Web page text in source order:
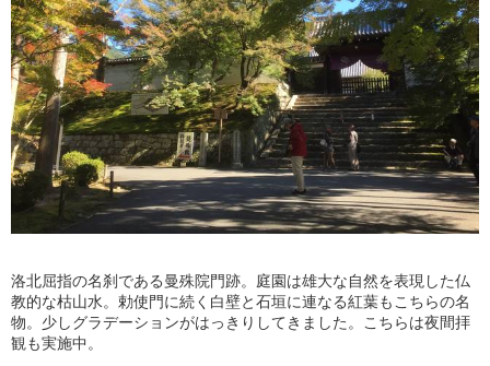
洛北屈指の名刹である曼殊院門跡。庭園は雄大な自然を表現した仏
教的な枯山水。勅使門に続く白壁と石垣に連なる紅葉もこちらの名
物。少しグラデーションがはっきりしてきました。こちらは夜間拝
観も実施中。